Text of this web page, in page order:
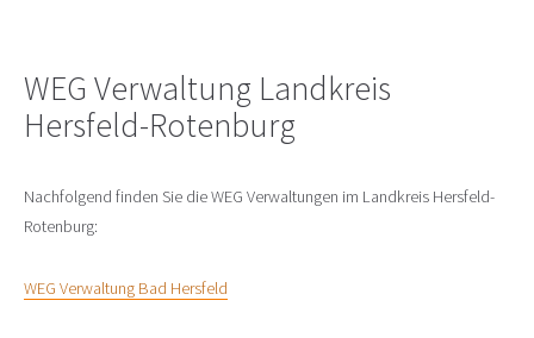
WEG Verwaltung Landkreis
Hersfeld-Rotenburg
Nachfolgend finden Sie die WEG Verwaltungen im Landkreis Hersfeld-
Rotenburg:
WEG Verwaltung Bad Hersfeld